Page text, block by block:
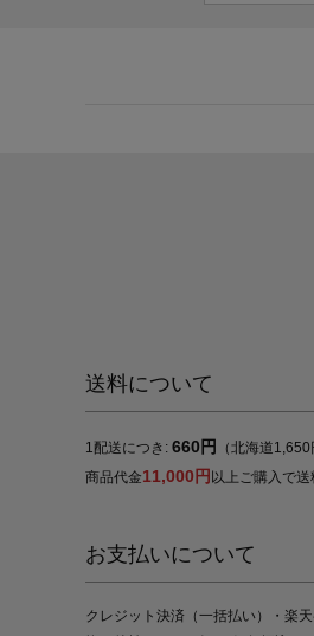
送料について
1配送につき: 660円
（北海道
商品代金11,000円 以上ご購入で
お支払いについて
クレジット決済（一括払い）・楽